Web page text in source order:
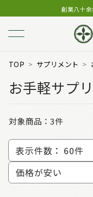
創業八十
TOP サプリメント
お手軽サプリ
対象商品： 3件
表示件数： 60件
価格が安い